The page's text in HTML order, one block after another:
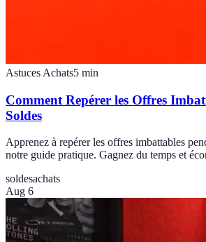
Astuces Achats5 min
Comment Repérer les Offres
Soldes
Apprenez à repérer les offres imbattables
notre guide pratique. Gagnez du temps et
soldesachats
Aug 6